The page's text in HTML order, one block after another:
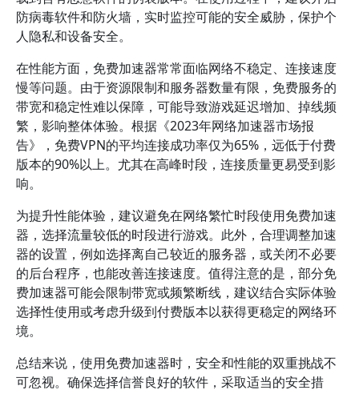
防病毒软件和防火墙，实时监控可能的安全威胁，保护个
人隐私和设备安全。
在性能方面，免费加速器常常面临网络不稳定、连接速度
慢等问题。由于资源限制和服务器数量有限，免费服务的
带宽和稳定性难以保障，可能导致游戏延迟增加、掉线频
繁，影响整体体验。根据《2023年网络加速器市场报
告》，免费VPN的平均连接成功率仅为65%，远低于付费
版本的90%以上。尤其在高峰时段，连接质量更易受到影
响。
为提升性能体验，建议避免在网络繁忙时段使用免费加速
器，选择流量较低的时段进行游戏。此外，合理调整加速
器的设置，例如选择离自己较近的服务器，或关闭不必要
的后台程序，也能改善连接速度。值得注意的是，部分免
费加速器可能会限制带宽或频繁断线，建议结合实际体验
选择性使用或考虑升级到付费版本以获得更稳定的网络环
境。
总结来说，使用免费加速器时，安全和性能的双重挑战不
可忽视。确保选择信誉良好的软件，采取适当的安全措